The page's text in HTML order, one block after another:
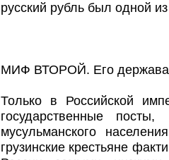
русский рубль был одной
МИФ ВТОРОЙ. Его держава
Только в Российской
государственные
мусульманского
грузинские крестьяне